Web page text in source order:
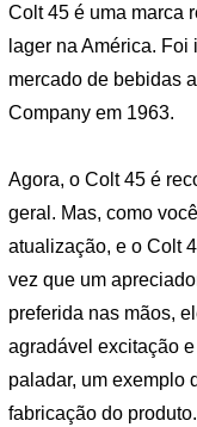
Colt 45 é uma marca
lager na América.
mercado de bebidas
Company em 1963.
Agora, o Colt 45 é
geral. Mas, como
atualização, e o Colt
vez que um
preferida nas mãos,
agradável excitação
paladar, um exemplo
fabricação do